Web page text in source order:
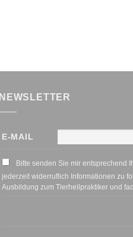
NEWSLETTER
E-MAIL
Bitte senden Sie mir entsprechend
jederzeit widerruflich Informationen zu
Ausbildung zum Tierheilpraktiker und